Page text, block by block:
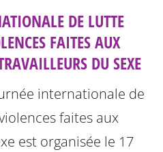
DE LUTTE
FAITES AUX
DU SEXE
internationale de
faites aux
est organisée le 17